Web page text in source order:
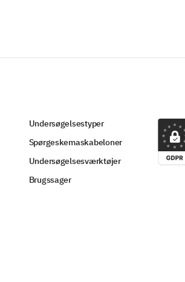
Undersøgelsestyper
Spørgeskemaskabeloner
Undersøgelsesværktøjer
Brugssager